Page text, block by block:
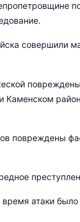
совершили
Каменском
повреждены
атаки было